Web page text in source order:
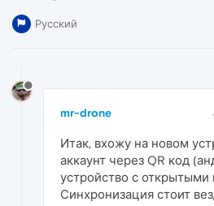
Русский
mr-drone
Итак, вхожу на новом
аккаунт через QR код
устройство с открытыми
Синхронизация стоит